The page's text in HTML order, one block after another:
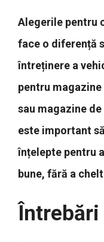
Alegerile pentru
face o diferență
întreținere a
pentru
sau magazine
este important
înțelepte pentru
bune, fără a